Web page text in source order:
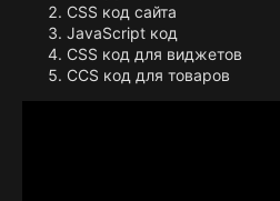
CSS код сайта
JavaScript код
CSS код для виджетов
CCS код для товаров